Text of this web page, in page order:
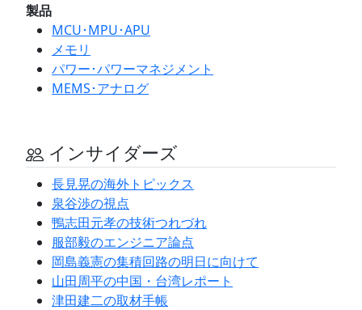
製品
MCU･MPU･APU
メモリ
パワー･パワーマネジメント
MEMS･アナログ
インサイダーズ
長見晃の海外トピックス
泉谷渉の視点
鴨志田元孝の技術つれづれ
服部毅のエンジニア論点
岡島義憲の集積回路の明日に向けて
山田周平の中国・台湾レポート
津田建二の取材手帳